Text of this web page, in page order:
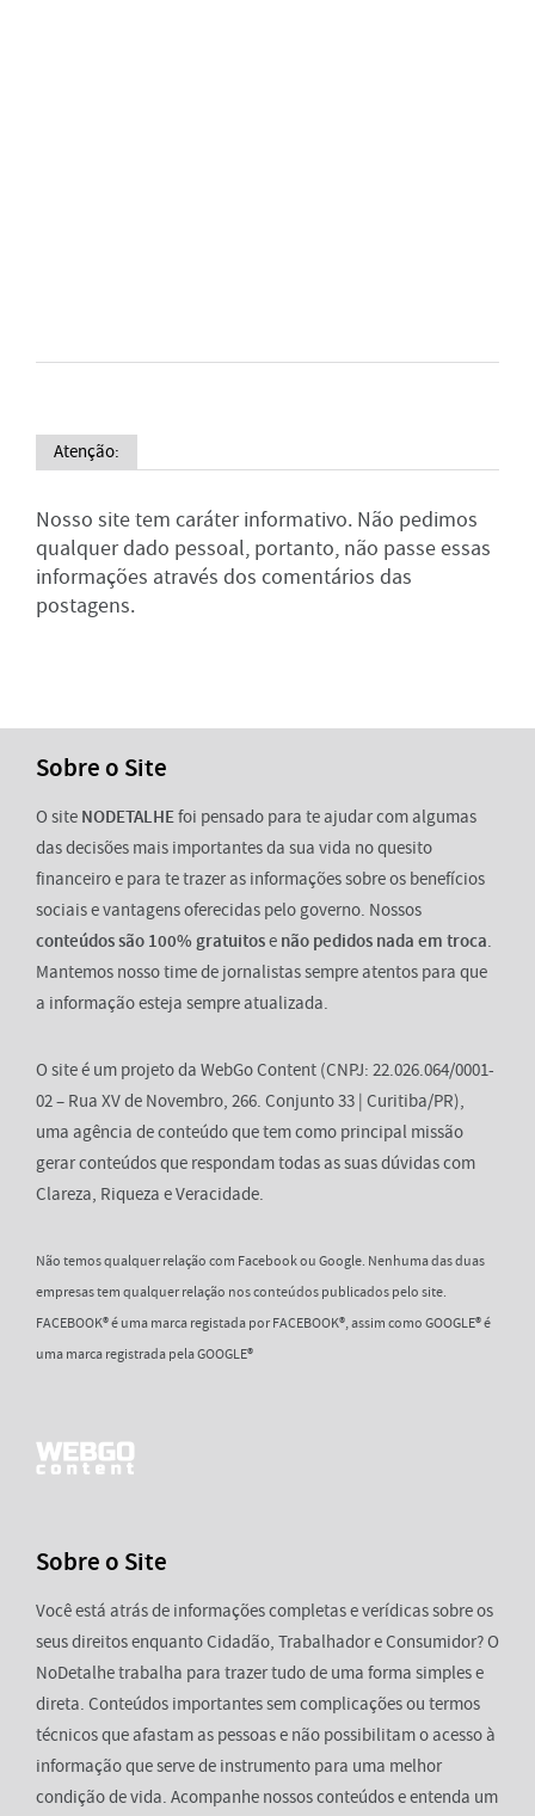
Atenção:
Nosso site tem caráter informativo. Não pedimos
qualquer dado pessoal, portanto, não passe essas
informações através dos comentários das
postagens.
Sobre o Site
O site NODETALHEfoi pensado para te ajudar com algumas
das decisões mais importantes da sua vida no quesito
financeiro e para te trazer as informações sobre os benefícios
sociais e vantagens oferecidas pelo governo. Nossos
conteúdos são 100% gratuitose não pedidos nada em troca.
Mantemos nosso time de jornalistas sempre atentos para que
a informação esteja sempre atualizada.
O site é um projeto da WebGo Content (CNPJ: 22.026.064/0001-
02 – Rua XV de Novembro, 266. Conjunto 33 | Curitiba/PR),
uma agência de conteúdo que tem como principal missão
gerar conteúdos que respondam todas as suas dúvidas com
Clareza, Riqueza e Veracidade.
Não temos qualquer relação com Facebook ou Google. Nenhuma das duas
empresas tem qualquer relação nos conteúdos publicados pelo site.
FACEBOOK® é uma marca registada por FACEBOOK®, assim como GOOGLE® é
uma marca registrada pela GOOGLE®
Sobre o Site
Você está atrás de informações completas e verídicas sobre os
seus direitos enquanto Cidadão, Trabalhador e Consumidor? O
NoDetalhe trabalha para trazer tudo de uma forma simples e
direta. Conteúdos importantes sem complicações ou termos
técnicos que afastam as pessoas e não possibilitam o acesso à
informação que serve de instrumento para uma melhor
condição de vida. Acompanhe nossos conteúdos e entenda um